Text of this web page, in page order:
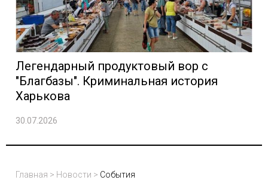
Легендарный продуктовый вор с
"Благбазы". Криминальная история
Харькова
30.07.2026
Главная > Новости > События